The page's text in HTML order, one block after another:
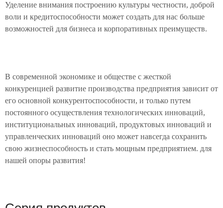
Уделение внимания построению культуры честности, доброй
воли и кредитоспособности может создать для нас больше
возможностей для бизнеса и корпоративных преимуществ.
В современной экономике и обществе с жесткой
конкуренцией развитие производства предприятия зависит от
его основной конкурентоспособности, и только путем
постоянного осуществления технологических инноваций,
институциональных инноваций, продуктовых инноваций и
управленческих инноваций оно может навсегда сохранить
свою жизнеспособность и стать мощным предприятием. для
нашей опоры развития!